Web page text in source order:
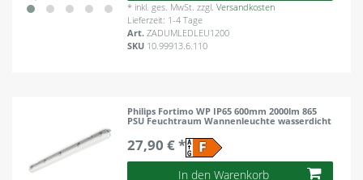
* inkl. ges. MwSt. zzgl.Versandkosten
Lieferzeit: 1-4 Tage
Art.ZADUMLEDLEU1200
SKU 10.99913.6.110
Philips Fortimo WP IP65 600mm 2000lm 865
PSU Feuchtraum Wannenleuchte wasserdicht
27,90 € *
In den Warenkorb